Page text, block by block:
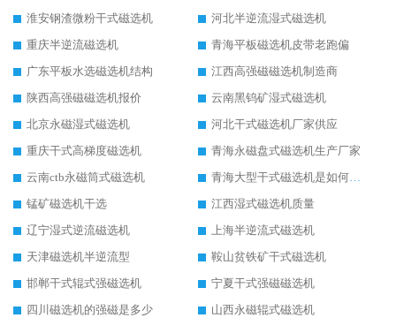
淮安钢渣微粉干式磁选机
河北半逆流湿式磁选机
重庆半逆流磁选机
青海平板磁选机皮带老跑偏
广东平板水选磁选机结构
江西高强磁磁选机制造商
陕西高强磁磁选机报价
云南黑钨矿湿式磁选机
北京永磁湿式磁选机
河北干式磁选机厂家供应
重庆干式高梯度磁选机
青海永磁盘式磁选机生产厂家
云南ctb永磁筒式磁选机
青海大型干式磁选机是如何选矿的
锰矿磁选机干选
江西湿式磁选机质量
辽宁湿式逆流磁选机
上海半逆流式磁选机
天津磁选机半逆流型
鞍山贫铁矿干式磁选机
邯郸干式辊式强磁选机
宁夏干式强磁磁选机
四川磁选机的强磁是多少
山西永磁辊式磁选机